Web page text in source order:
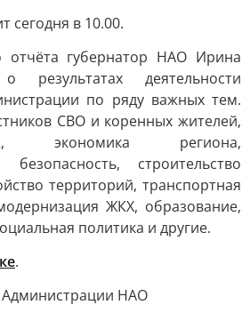
сегодня в 10.00.
отчёта губернатор НАО Ирина
результатах деятельности
по ряду важных тем.
СВО и коренных жителей,
экономика региона,
безопасность, строительство
территорий, транспортная
ЖКХ, образование,
политика и другие.
.
Администрации НАО